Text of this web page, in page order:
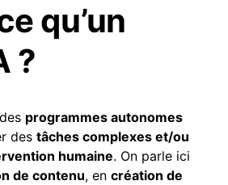
qu’un
?
programmes autonomes
des tâches complexes et/ou
humaine. On parle ici
de contenu, en création de